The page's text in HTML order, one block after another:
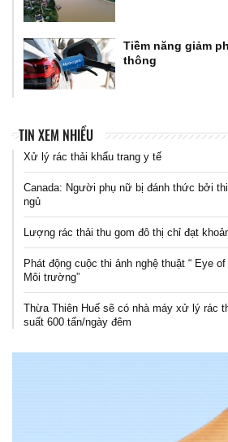
Tiềm năng giảm
thông
TIN XEM NHIỀU
Xử lý rác thải khẩu trang y tế
Canada: Người phụ nữ bị đánh thức bởi
ngủ
Lượng rác thải thu gom đô thị chỉ đạt
Phát động cuộc thi ảnh nghệ thuật “ Eye
Môi trường”
Thừa Thiên Huế sẽ có nhà máy xử lý rác
suất 600 tấn/ngày đêm